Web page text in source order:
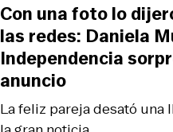
La feliz pareja desató
Con una foto lo
las redes: Daniela
Independencia
anuncio